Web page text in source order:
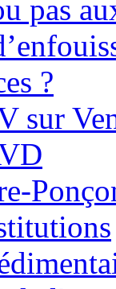
pas
?
sur